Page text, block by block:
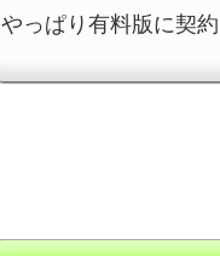
やっぱり有料版に契